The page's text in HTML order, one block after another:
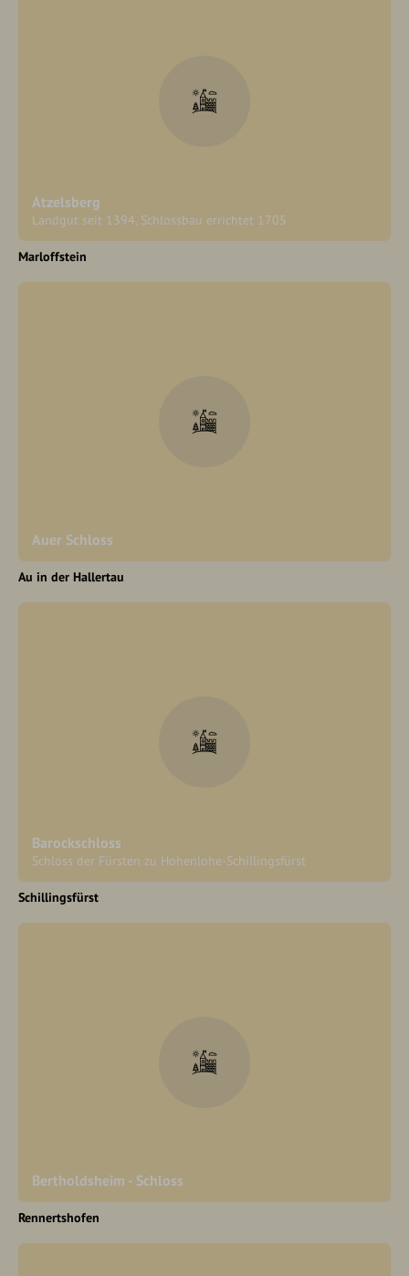
Atzelsberg
Landgut seit 1394, Schlossbau errichtet 1705
Marloffstein
Auer Schloss
Au in der Hallertau
Barockschloss
Schloss der Fürsten zu Hohenlohe-Schillingsfürst
Schillingsfürst
Bertholdsheim - Schloss
Rennertshofen